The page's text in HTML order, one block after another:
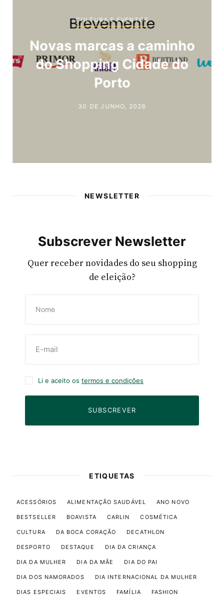
CULTURA E EVENTOS
Novas marcas a caminho
do Shopping Cidade do
Porto
30 DE JUNHO, 2026
NEWSLETTER
Subscrever Newsletter
Quer receber novidades do seu shopping
de eleição?
Li e aceito os termos e condições
SUBSCREVER
ETIQUETAS
ACESSÓRIOS ALIMENTAÇÃO SAUDÁVEL ANO NOVO
BESTSELLER BOAVISTA CARLIN COSMÉTICA
CULTURA DA BOCA CORAÇÃO DECATHLON
DESPORTO DESTAQUE DIA DA CRIANÇA
DIA DA MULHER DIA DA MÃE DIA DO PAI
DIA DOS NAMORADOS DIA INTERNACIONAL DA MULHER
DIAS ESPECIAIS EVENTOS FAMÍLIA FASHION